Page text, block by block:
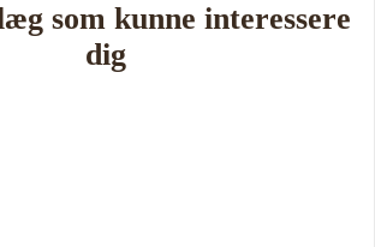
som kunne interessere
dig